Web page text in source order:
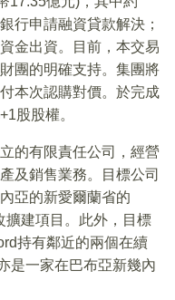
行申請融資貸款解決；
金出資。目前，本交易
團的明確支持。集團將
本次認購對價。於完成
股股權。
的有限責任公司，經營
及銷售業務。目標公司
亞的新愛爾蘭省的
擴建項目。此外，目標
持有鄰近的兩個在續
是一家在巴布亞新幾內